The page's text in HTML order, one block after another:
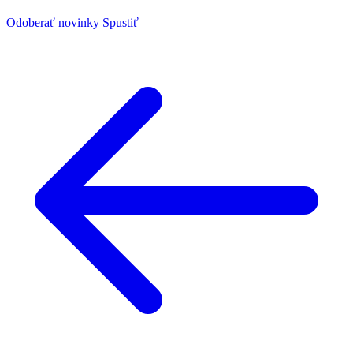
Odoberať novinky Spustiť